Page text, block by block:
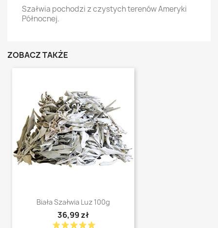
Szałwia pochodzi z czystych terenów Ameryki
Północnej.
ZOBACZ TAKŻE
Biała Szałwia Luz 100g
36,99 zł
starstarstarstarstar